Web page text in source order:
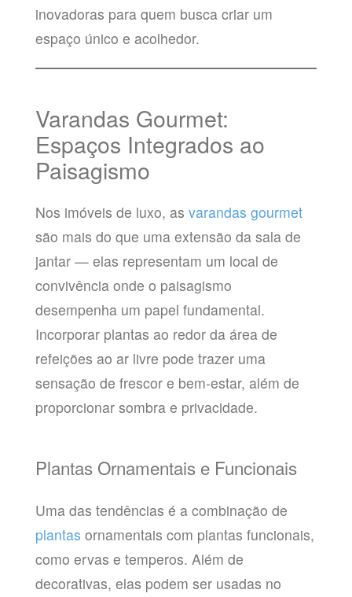
inovadoras para quem busca criar um
espaço único e acolhedor.
Varandas Gourmet:
Espaços Integrados ao
Paisagismo
Nos imóveis de luxo, as varandas gourmet
são mais do que uma extensão da sala de
jantar — elas representam um local de
convivência onde o paisagismo
desempenha um papel fundamental.
Incorporar plantas ao redor da área de
refeições ao ar livre pode trazer uma
sensação de frescor e bem-estar, além de
proporcionar sombra e privacidade.
Plantas Ornamentais e Funcionais
Uma das tendências é a combinação de
plantas ornamentais com plantas funcionais,
como ervas e temperos. Além de
decorativas, elas podem ser usadas no